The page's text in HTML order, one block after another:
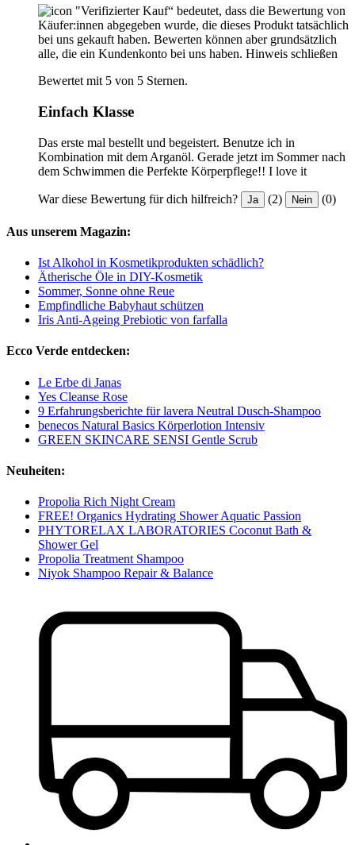
"Verifizierter Kauf“ bedeutet, dass die Bewertung von
Käufer:innen abgegeben wurde, die dieses Produkt tatsächlich
bei uns gekauft haben. Bewerten können aber grundsätzlich
alle, die ein Kundenkonto bei uns haben. Hinweis schließen
Bewertet mit 5 von 5 Sternen.
Einfach Klasse
Das erste mal bestellt und begeistert. Benutze ich in
Kombination mit dem Arganöl. Gerade jetzt im Sommer nach
dem Schwimmen die Perfekte Körperpflege!! I love it
War diese Bewertung für dich hilfreich? Ja (2) Nein (0)
Aus unserem Magazin:
Ist Alkohol in Kosmetikprodukten schädlich?
Ätherische Öle in DIY-Kosmetik
Sommer, Sonne ohne Reue
Empfindliche Babyhaut schützen
Iris Anti-Ageing Prebiotic von farfalla
Ecco Verde entdecken:
Le Erbe di Janas
Yes Cleanse Rose
9 Erfahrungsberichte für lavera Neutral Dusch-Shampoo
benecos Natural Basics Körperlotion Intensiv
GREEN SKINCARE SENSI Gentle Scrub
Neuheiten:
Propolia Rich Night Cream
FREE! Organics Hydrating Shower Aquatic Passion
PHYTORELAX LABORATORIES Coconut Bath &
Shower Gel
Propolia Treatment Shampoo
Niyok Shampoo Repair & Balance